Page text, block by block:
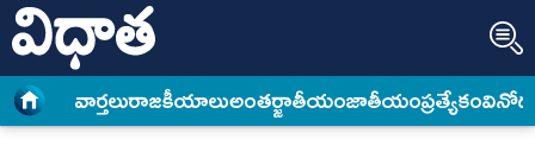
వార్త‌లురాజకీయాలుఅంత‌ర్జాతీయంజాతీయంప్రత్యేకం